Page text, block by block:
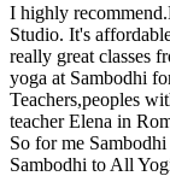
I highly
Studio. It's
really great classes
yoga at Sambodhi
Teachers,peoples
teacher Elena in
So for me
Sambodhi to All